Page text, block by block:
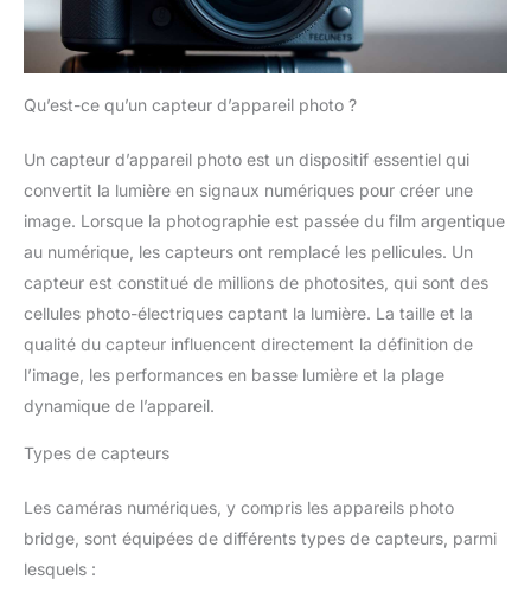
Qu’est-ce qu’un capteur d’appareil photo ?
Un capteur d’appareil photo est un dispositif essentiel qui
convertit la lumière en signaux numériques pour créer une
image. Lorsque la photographie est passée du film argentique
au numérique, les capteurs ont remplacé les pellicules. Un
capteur est constitué de millions de photosites, qui sont des
cellules photo-électriques captant la lumière. La taille et la
qualité du capteur influencent directement la définition de
l’image, les performances en basse lumière et la plage
dynamique de l’appareil.
Types de capteurs
Les caméras numériques, y compris les appareils photo
bridge, sont équipées de différents types de capteurs, parmi
lesquels :